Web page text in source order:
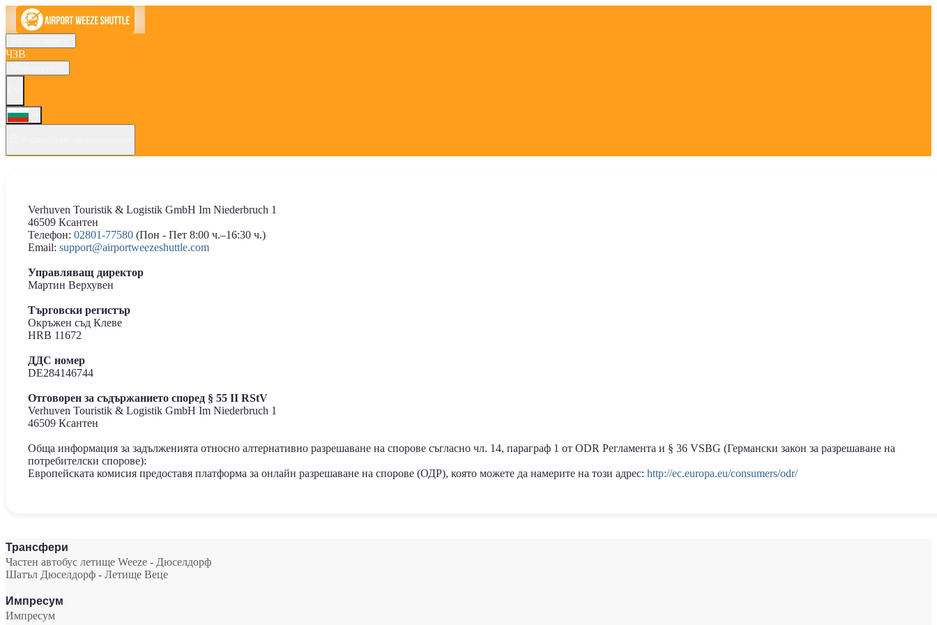
ЧЗВ
Verhuven Touristik & Logistik GmbH Im Niederbruch 1
46509 Ксантен
Телефон: 02801-77580 (Пон - Пет 8:00 ч.–16:30 ч.)
Email: support@airportweezeshuttle.com
Управляващ директор
Мартин Верхувен
Търговски регистър
Окръжен съд Клеве
HRB 11672
ДДС номер
DE284146744
Отговорен за съдържанието според § 55 II RStV
Verhuven Touristik & Logistik GmbH Im Niederbruch 1
46509 Ксантен
Обща информация за задълженията относно алтернативно разрешаване на спорове съгласно чл. 14, параграф 1 от ODR Регламента и § 36 VSBG (Германски закон за разрешаване на
потребителски спорове):
Европейската комисия предоставя платформа за онлайн разрешаване на спорове (ОДР), която можете да намерите на този адрес: http://ec.europa.eu/consumers/odr/
Трансфери
Частен автобус летище Weeze - Дюселдорф
Шатъл Дюселдорф - Летище Веце
Импресум
Импресум